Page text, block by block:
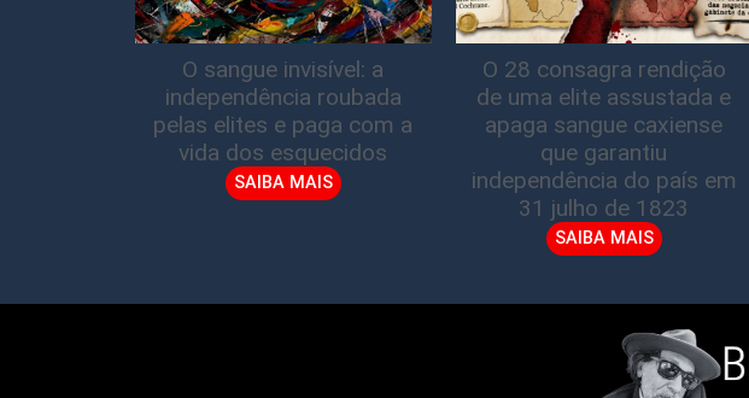
O sangue invisível: a
independência roubada
pelas elites e paga com a
vida dos esquecidos
SAIBA MAIS
O 28 consagra rendição
de uma elite assustada e
apaga sangue caxiense
que garantiu
independência do país em
31 julho de 1823
SAIBA MAIS